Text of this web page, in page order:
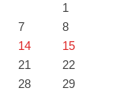
1
7
8
14
15
21
22
28
29